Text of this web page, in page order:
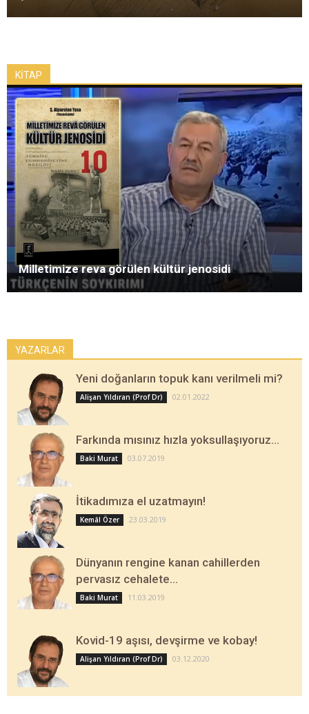
KİTAP
Milletimize reva görülen kültür jenosidi
YAZARLAR
Yeni doğanların topuk kanı verilmeli mi?
Alişan Yıldıran (Prof Dr) 02.01.2022
Farkında mısınız hızla yoksullaşıyoruz…
Baki Murat 03.07.2019
İtikadımıza el uzatmayın!
Kemâl Özer 23.03.2019
Dünyanın rengine kanan cahillerden
pervasız cehalete…
Baki Murat 11.03.2019
Kovid-19 aşısı, devşirme ve kobay!
Alişan Yıldıran (Prof Dr) 03.12.2020